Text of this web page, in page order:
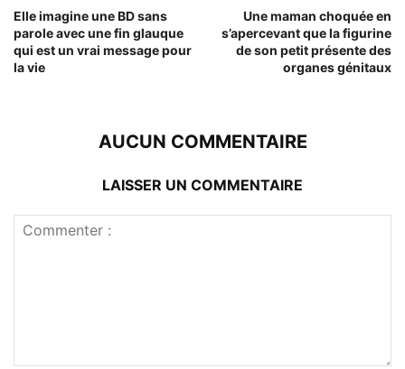
Elle imagine une BD sans
parole avec une fin glauque
qui est un vrai message pour
la vie
Une maman choquée en
s’apercevant que la figurine
de son petit présente des
organes génitaux
AUCUN COMMENTAIRE
LAISSER UN COMMENTAIRE